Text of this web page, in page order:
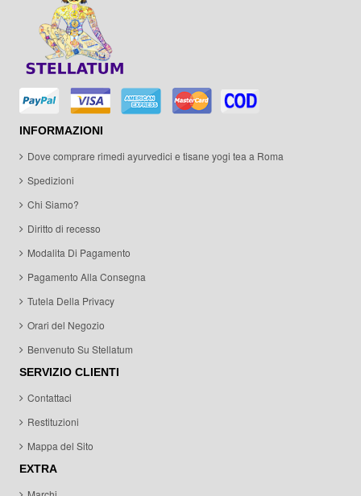
INFORMAZIONI
Dove comprare rimedi ayurvedici e tisane yogi tea a Roma
Spedizioni
Chi Siamo?
Diritto di recesso
Modalita Di Pagamento
Pagamento Alla Consegna
Tutela Della Privacy
Orari del Negozio
Benvenuto Su Stellatum
SERVIZIO CLIENTI
Contattaci
Restituzioni
Mappa del Sito
EXTRA